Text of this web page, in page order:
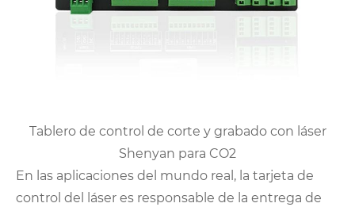
Tablero de control de corte y grabado con láser
Shenyan para CO2
En las aplicaciones del mundo real, la tarjeta de
control del láser es responsable de la entrega de